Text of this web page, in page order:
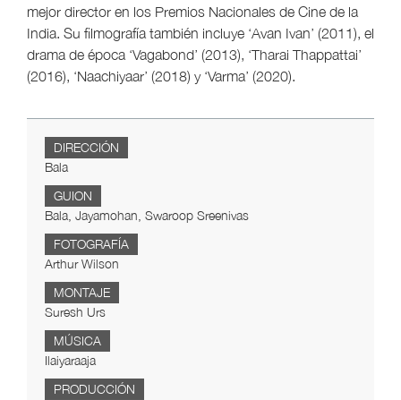
mejor director en los Premios Nacionales de Cine de la
India. Su filmografía también incluye ‘Avan Ivan’ (2011), el
drama de época ‘Vagabond’ (2013), ‘Tharai Thappattai’
(2016), ‘Naachiyaar’ (2018) y ‘Varma’ (2020).
DIRECCIÓN
Bala
GUION
Bala, Jayamohan, Swaroop Sreenivas
FOTOGRAFÍA
Arthur Wilson
MONTAJE
Suresh Urs
MÚSICA
Ilaiyaraaja
PRODUCCIÓN